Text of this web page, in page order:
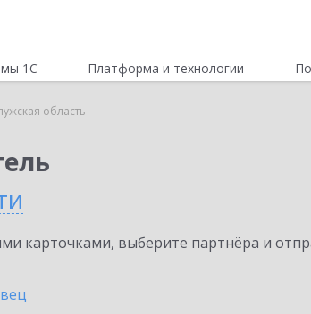
1С Платформа и технологии
область
карточками, выберите партнёра и